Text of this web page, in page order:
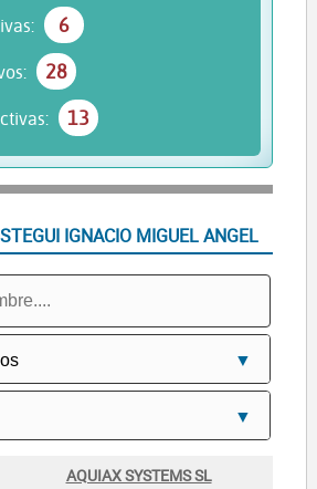
6
28
13
IGNACIO MIGUEL ANGEL
AQUIAX SYSTEMS SL